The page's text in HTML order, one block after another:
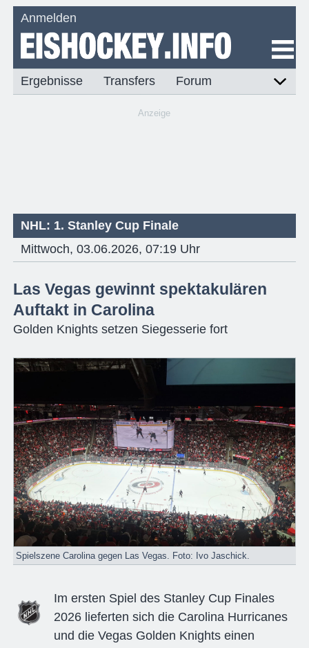
Anmelden
Ergebnisse Transfers Forum
Anzeige
NHL: 1. Stanley Cup Finale
Mittwoch, 03.06.2026, 07:19 Uhr
Las Vegas gewinnt spektakulären
Auftakt in Carolina
Golden Knights setzen Siegesserie fort
Spielszene Carolina gegen Las Vegas. Foto: Ivo Jaschick.
Im ersten Spiel des Stanley Cup Finales
2026 lieferten sich die Carolina Hurricanes
und die Vegas Golden Knights einen